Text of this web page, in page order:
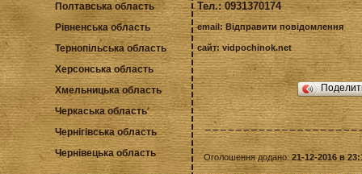
Полтавська область
Рівненська область
Тернопільська область
Херсонська область
Хмельницька область
Черкаська область
Чернігівська область
Чернівецька область
Тел.: 0931370174
email:Відправити повідомлення
сайт: vidpochinok.net
Оголошення додано: 21-12-2016 в